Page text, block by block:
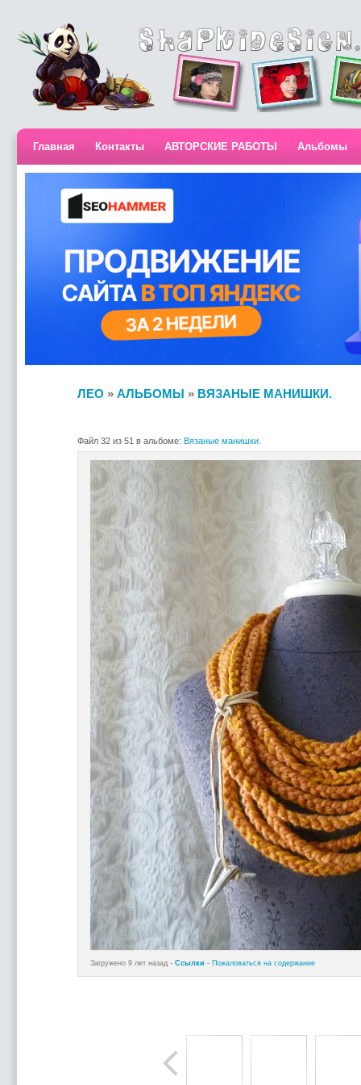
Главная Контакты АВТОРСКИЕ РАБОТЫ Альбомы
ЛЕО » АЛЬБОМЫ » ВЯЗАНЫЕ МАНИШКИ.
Файл 32 из 51 в альбоме: Вязаные манишки.
Загружено 9 лет назад - Ссылки - Пожаловаться на содержание